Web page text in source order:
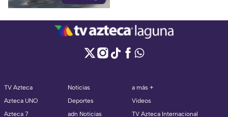
TV Azteca
Azteca UNO
Azteca 7
Noticias
Deportes
adn Noticias
a más +
Videos
TV Azteca Internacional